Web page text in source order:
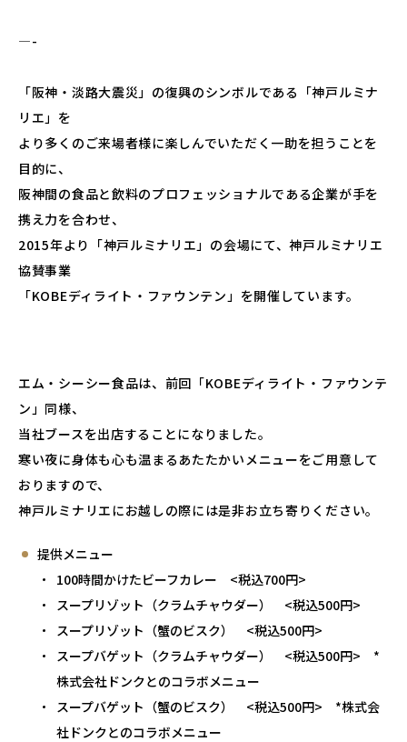
—-
「阪神・淡路大震災」の復興のシンボルである「神戸ルミナ
リエ」を
より多くのご来場者様に楽しんでいただく一助を担うことを
目的に、
阪神間の食品と飲料のプロフェッショナルである企業が手を
携え力を合わせ、
2015年より「神戸ルミナリエ」の会場にて、神戸ルミナリエ
協賛事業
「KOBEディライト・ファウンテン」を開催しています。
エム・シーシー食品は、前回「KOBEディライト・ファウンテ
ン」同様、
当社ブースを出店することになりました。
寒い夜に身体も心も温まるあたたかいメニューをご用意して
おりますので、
神戸ルミナリエにお越しの際には是非お立ち寄りください。
提供メニュー
100時間かけたビーフカレー <税込700円>
スープリゾット（クラムチャウダー） <税込500円>
スープリゾット（蟹のビスク） <税込500円>
スープバゲット（クラムチャウダー） <税込500円> *
株式会社ドンクとのコラボメニュー
スープバゲット（蟹のビスク） <税込500円> *株式会
社ドンクとのコラボメニュー